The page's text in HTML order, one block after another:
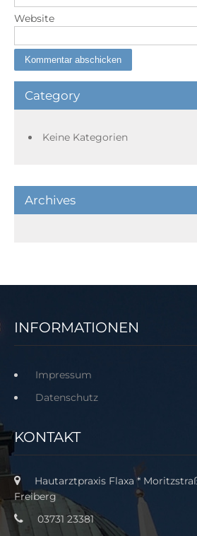
Website
Category
Keine Kategorien
Archives
INFORMATIONEN
Impressum
Datenschutz
KONTAKT
Hautarztpraxis Flaxa *
Freiberg
03731 23381